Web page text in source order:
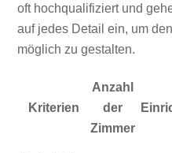
oft hochqualifiziert und
auf jedes Detail ein, um
möglich zu gestalten.
Kriterien
Anzahl
der
Zimmer